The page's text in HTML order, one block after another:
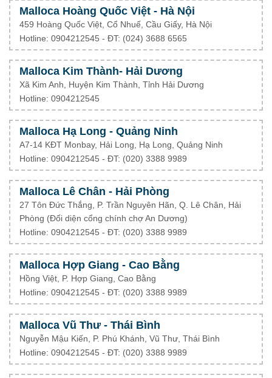
Malloca Hoàng Quốc Việt - Hà Nội
459 Hoàng Quốc Việt, Cổ Nhuế, Cầu Giấy, Hà Nội
Hotline: 0904212545 - ĐT: (024) 3688 6565
Malloca Kim Thành- Hải Dương
Xã Kim Anh, Huyện Kim Thành, Tỉnh Hải Dương
Hotline: 0904212545
Malloca Hạ Long - Quảng Ninh
A7-14 KĐT Monbay, Hải Long, Hạ Long, Quảng Ninh
Hotline: 0904212545 - ĐT: (020) 3388 9989
Malloca Lê Chân - Hải Phòng
27 Tôn Đức Thắng, P. Trần Nguyên Hãn, Q. Lê Chân, Hải
Phòng (Đối diện cổng chính chợ An Dương)
Hotline: 0904212545 - ĐT: (020) 3388 9989
Malloca Hợp Giang - Cao Bằng
Hồng Việt, P. Hợp Giang, Cao Bằng
Hotline: 0904212545 - ĐT: (020) 3388 9989
Malloca Vũ Thư - Thái Bình
Nguyễn Mậu Kiến, P. Phú Khánh, Vũ Thư, Thái Bình
Hotline: 0904212545 - ĐT: (020) 3388 9989